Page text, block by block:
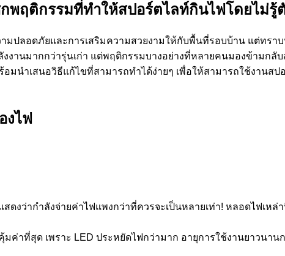
กพฤติกรรมที่ทำให้สปอร์ตไลท์กินไฟโดยไม่รู้
ปลอดภัยและการเสริมความสวยงามให้กับพื้นที่รอบบ้าน แต่ทรา
งานมากกว่ารุ่นเก่า แต่พฤติกรรมบางอย่างที่หลายคนมองข้ามก
อมนำเสนอวิธีแก้ไขที่สามารถทำได้ง่ายๆ เพื่อให้สามารถใช้งานส
งไฟ
งว่ากำลังจ่ายค่าไฟแพงกว่าที่ควรจะเป็นหลายเท่า! หลอดไฟเห
ค่าที่สุด เพราะ LED ประหยัดไฟกว่ามาก อายุการใช้งานยาวนาน